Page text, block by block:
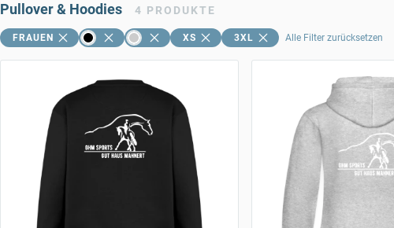
Pullover & Hoodies 4 PRODUKTE
FRAUEN XS 3XL Alle Filter zurücksetzen